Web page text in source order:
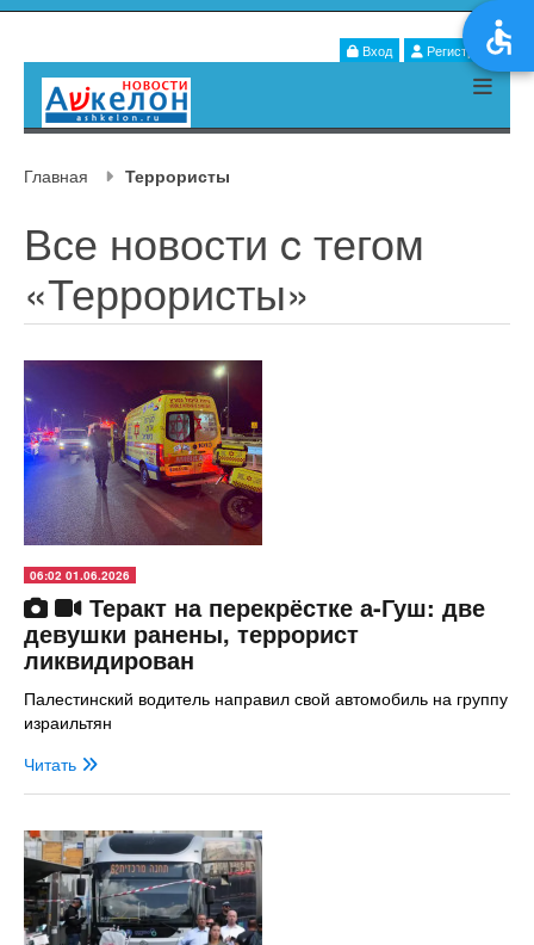
Вход Регистрация
Главная Террористы
Все новости c тегом
«Террористы»
06:02 01.06.2026
Теракт на перекрёстке а-Гуш: две
девушки ранены, террорист
ликвидирован
Палестинский водитель направил свой автомобиль на группу
израильтян
Читать